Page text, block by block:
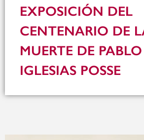
EXPOSICIÓN DEL
CENTENARIO DE
MUERTE DE PABLO
IGLESIAS POSSE